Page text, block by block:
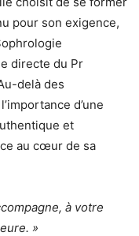
pour son exigence,
directe du Pr
delà des
d’une
et
au cœur de sa
à votre
»